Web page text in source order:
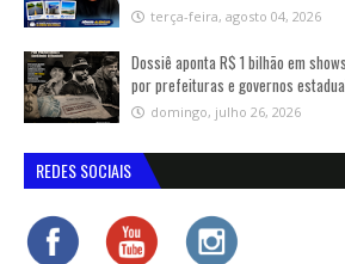
terça-feira, agosto 04, 2026
Dossiê aponta R$ 1 bilhão em
por prefeituras e governos
domingo, julho 26, 2026
REDES SOCIAIS